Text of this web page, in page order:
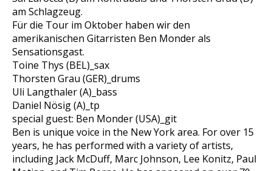
am Schlagzeug.
Für die Tour im Oktober haben wir den
amerikanischen Gitarristen Ben Monder als
Sensationsgast.
Toine Thys (BEL)_sax
Thorsten Grau (GER)_drums
Uli Langthaler (A)_bass
Daniel Nösig (A)_tp
special guest: Ben Monder (USA)_git
Ben is unique voice in the New York area. For over 15
years, he has performed with a variety of artists,
including Jack McDuff, Marc Johnson, Lee Konitz, Paul